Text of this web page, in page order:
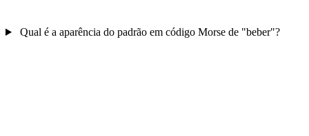
Qual é a aparência do padrão em código Morse de "beber"?